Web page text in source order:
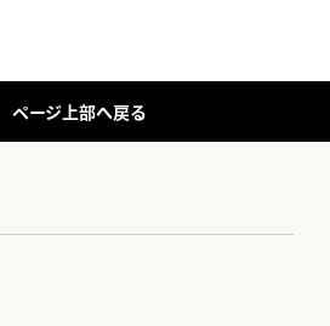
ページ上部へ戻る